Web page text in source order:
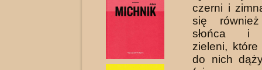
czerni i
się również
słoń­ca i
zieleni,
do nich